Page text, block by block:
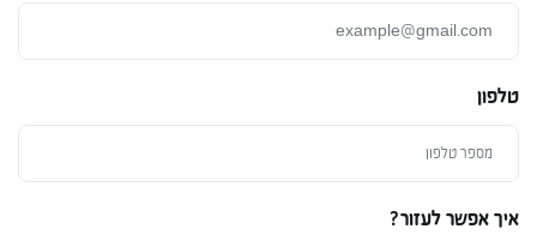
טלפון
איך אפשר לעזור?